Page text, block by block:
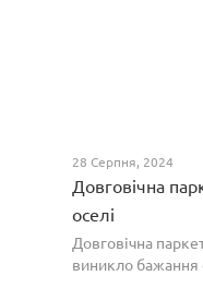
28 Серпня, 2024
Довговічна
оселі
Довговічна
виникло бажання